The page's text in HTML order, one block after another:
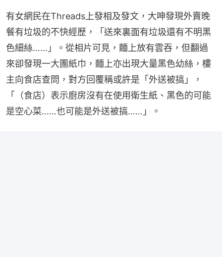
有女網民在Threads上發相及發文，大呻發現外賣晚
餐有垃圾的不快經歷，「送來裏面有垃圾還有不明黑
色細絲……」。從相片可見，麵上放有雲吞，但翻過
來卻發現一大團紙巾，麵上亦出現大量黑色幼絲，樓
主向食店查問，對方回覆稱或許是「外送被搞」，
「（食店）表示廚房沒有在使用衛生紙、黑色的可能
是空心菜……也可能是外送被搞……」。